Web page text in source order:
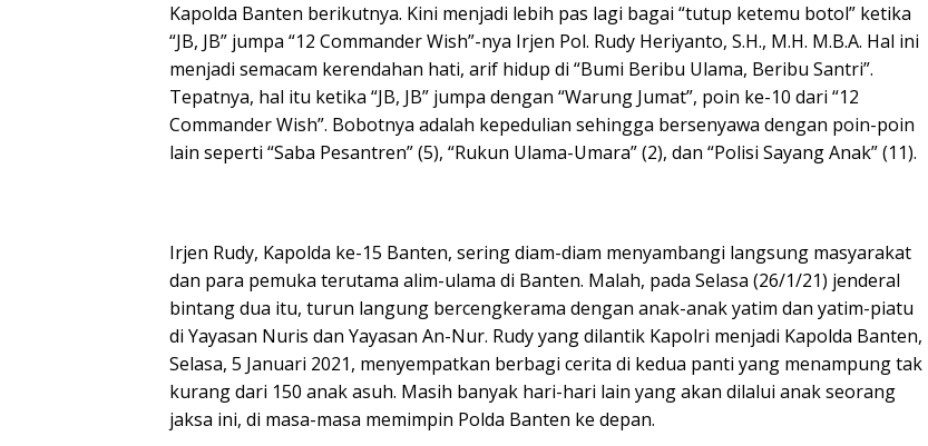
Kapolda Banten berikutnya. Kini menjadi lebih pas lagi bagai “tutup ketemu botol” ketika
“JB, JB” jumpa “12 Commander Wish”-nya Irjen Pol. Rudy Heriyanto, S.H., M.H. M.B.A. Hal ini
menjadi semacam kerendahan hati, arif hidup di “Bumi Beribu Ulama, Beribu Santri”.
Tepatnya, hal itu ketika “JB, JB” jumpa dengan “Warung Jumat”, poin ke-10 dari “12
Commander Wish”. Bobotnya adalah kepedulian sehingga bersenyawa dengan poin-poin
lain seperti “Saba Pesantren” (5), “Rukun Ulama-Umara” (2), dan “Polisi Sayang Anak” (11).
Irjen Rudy, Kapolda ke-15 Banten, sering diam-diam menyambangi langsung masyarakat
dan para pemuka terutama alim-ulama di Banten. Malah, pada Selasa (26/1/21) jenderal
bintang dua itu, turun langung bercengkerama dengan anak-anak yatim dan yatim-piatu
di Yayasan Nuris dan Yayasan An-Nur. Rudy yang dilantik Kapolri menjadi Kapolda Banten,
Selasa, 5 Januari 2021, menyempatkan berbagi cerita di kedua panti yang menampung tak
kurang dari 150 anak asuh. Masih banyak hari-hari lain yang akan dilalui anak seorang
jaksa ini, di masa-masa memimpin Polda Banten ke depan.